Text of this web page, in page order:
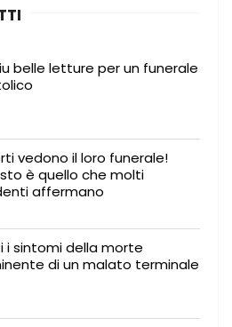
belle letture per un funerale
vedono il loro funerale!
è quello che molti
affermano
i sintomi della morte
di un malato terminale